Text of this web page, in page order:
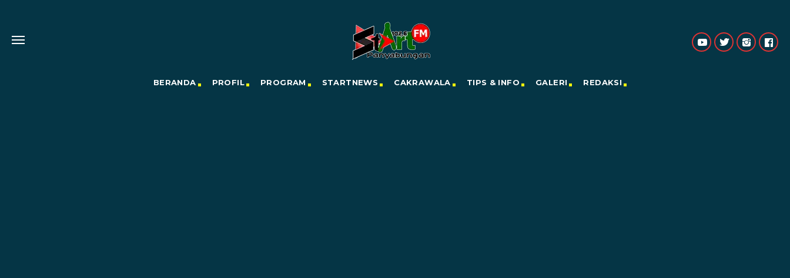
BERANDA PROFIL PROGRAM STARTNEWS CAKRAWALA TIPS & INFO GALERI REDAKSI